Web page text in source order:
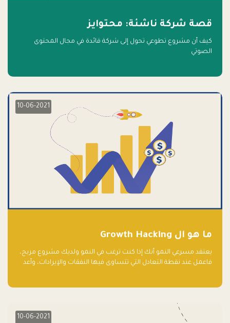
قصة شركة ناشئة: محتوايز
كيف أن مشروع تطوعي تحول إلى شركة قائدة في مجال المحتوى
الصوتي
10-06-2021
ما هو ال Growth Hacking
يعتقد مسرعي النمو أنك إذا كنت ترغب في النمو ولديك مشروع مربح،
فاعمل عند نقطة التعادل التي تتساوى فيها النفقات والإيرادات، وأعد
10-06-2021